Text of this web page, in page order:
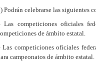
Podrán celebrarse las siguientes
Las competiciones oficiales
de ámbito estatal.
Las competiciones oficiales
campeonatos de ámbito estatal.